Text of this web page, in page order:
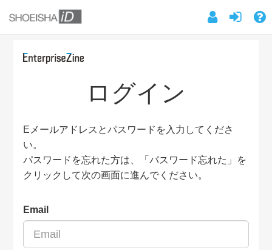
ログイン
Eメールアドレスとパスワードを入力してくださ
い。
パスワードを忘れた方は、「パスワード忘れた」を
クリックして次の画面に進んでください。
Email